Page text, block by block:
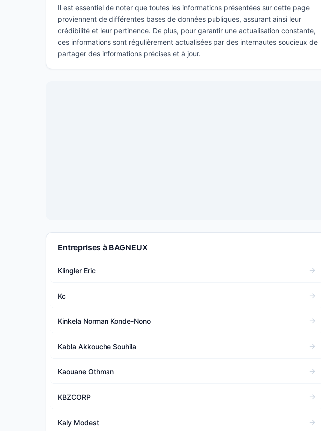
Il est essentiel de noter que toutes les informations présentées sur cette page
proviennent de différentes bases de données publiques, assurant ainsi leur
crédibilité et leur pertinence. De plus, pour garantir une actualisation constante,
ces informations sont régulièrement actualisées par des internautes soucieux de
partager des informations précises et à jour.
Entreprises à BAGNEUX
Klingler Eric
Kc
Kinkela Norman Konde-Nono
Kabla Akkouche Souhila
Kaouane Othman
KBZCORP
Kaly Modest